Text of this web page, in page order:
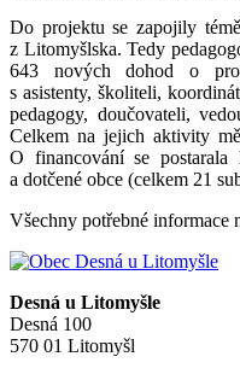
Do projektu se zapojily
z Litomyšlska. Tedy
643 nových dohod o
s asistenty, školiteli,
pedagogy, doučovateli,
Celkem na jejich aktivity
O financování se
a dotčené obce (celkem 21
Všechny potřebné informace
Desná u Litomyšle
Desná 100
570 01 Litomyšl